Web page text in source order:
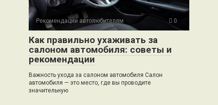
Рекомендации автолюбителям 0
Как правильно ухаживать за
салоном автомобиля: советы и
рекомендации
Важность ухода за салоном автомобиля Салон
автомобиля — это место, где вы проводите
значительную